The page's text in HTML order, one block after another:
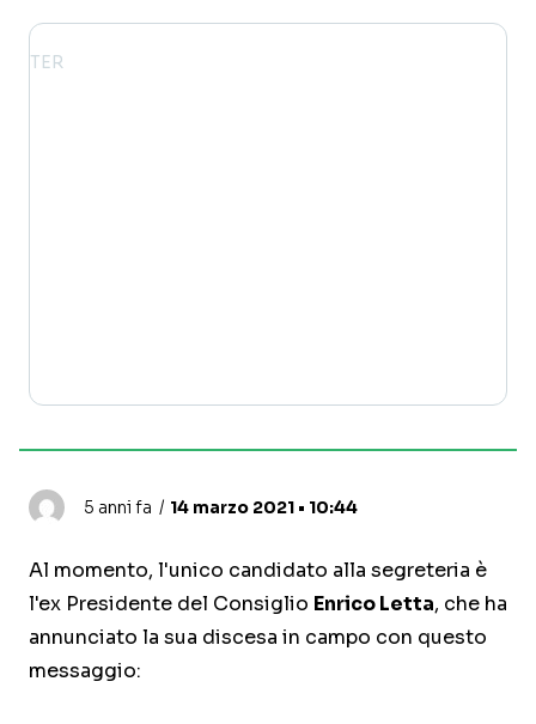
5 anni fa 14 marzo 2021 • 10:44
Al momento, l'unico candidato alla segreteria è
l'ex Presidente del Consiglio Enrico Letta, che ha
annunciato la sua discesa in campo con questo
messaggio: